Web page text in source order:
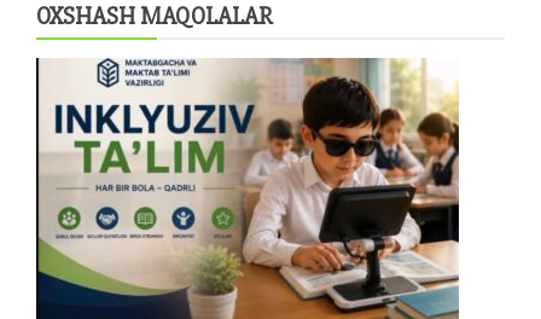
OXSHASH MAQOLALAR